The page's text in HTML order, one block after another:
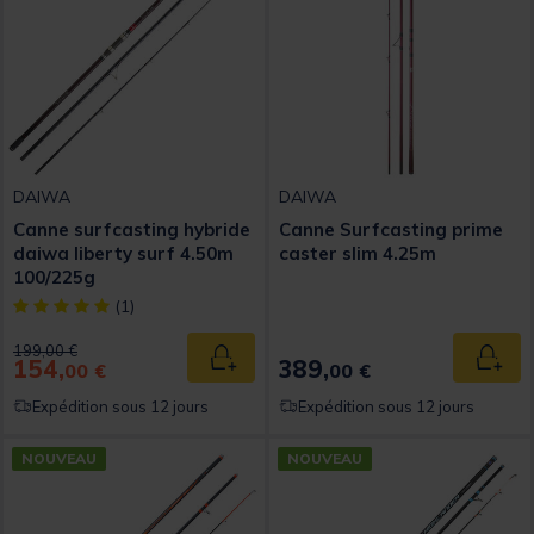
DAIWA
Canne surfcasting hybride
daiwa liberty surf 4.50m
100/225g
[object Object] out of 5 Customer Rating
(1)
Price reduced from
199,00 €to
154,00 € Ajouter au panier
Expédition sous 12 jours
DAIWA
Canne Surfcasting prime
caster slim 4.25m
389,00 €
Expédition sous 12 jours
NOUVEAU NOUVEAU